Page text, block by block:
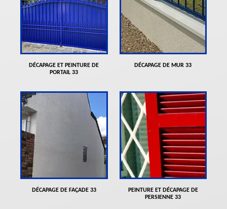
DÉCAPAGE ET PEINTURE DE
PORTAIL 33
DÉCAPAGE DE MUR 33
DÉCAPAGE DE FAÇADE 33
PEINTURE ET DÉCAPAGE DE
PERSIENNE 33